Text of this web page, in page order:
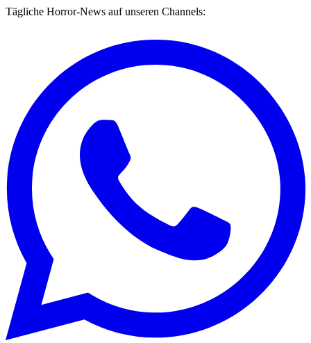
Tägliche Horror-News auf unseren Channels: